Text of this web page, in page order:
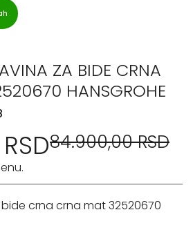
ZA BIDE CRNA
HANSGROHE
84.900,00 RSD
crna crna mat 32520670